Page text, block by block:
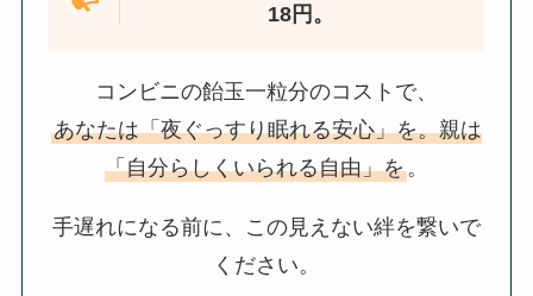
18円。
コンビニの飴玉一粒分のコストで、
あなたは「夜ぐっすり眠れる安心」を。親は
「自分らしくいられる自由」を。
手遅れになる前に、この見えない絆を繋いで
ください。